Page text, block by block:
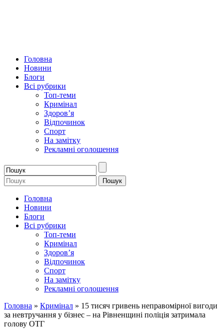
Головна
Новини
Блоги
Всі рубрики
Топ-теми
Кримінал
Здоров’я
Відпочинок
Спорт
На замітку
Рекламні оголошення
Головна
Новини
Блоги
Всі рубрики
Топ-теми
Кримінал
Здоров’я
Відпочинок
Спорт
На замітку
Рекламні оголошення
Головна » Кримінал » 15 тисяч гривень неправомірної вигоди
за невтручання у бізнес – на Рівненщині поліція затримала
голову ОТГ